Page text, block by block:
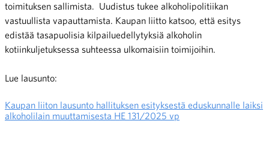
toimituksen sallimista. Uudistus tukee alkoholipolitiikan
vastuullista vapauttamista. Kaupan liitto katsoo, että esitys
edistää tasapuolisia kilpailuedellytyksiä alkoholin
kotiinkuljetuksessa suhteessa ulkomaisiin toimijoihin.
Lue lausunto:
Kaupan liiton lausunto hallituksen esityksestä eduskunnalle laiksi
alkoholilain muuttamisesta HE 131/2025 vp